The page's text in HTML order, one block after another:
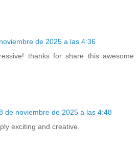
de 2025 a las 4:36
thanks for share this awesome
de noviembre de 2025 a las 4:48
exciting and creative.